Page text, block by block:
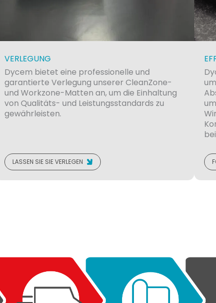
VERLEGUNG
Dycem bietet eine professionelle und
garantierte Verlegung unserer CleanZone-
und Workzone-Matten an, um die Einhaltung
von Qualitäts- und Leistungsstandards zu
gewährleisten.
LASSEN SIE SIE VERLEGEN